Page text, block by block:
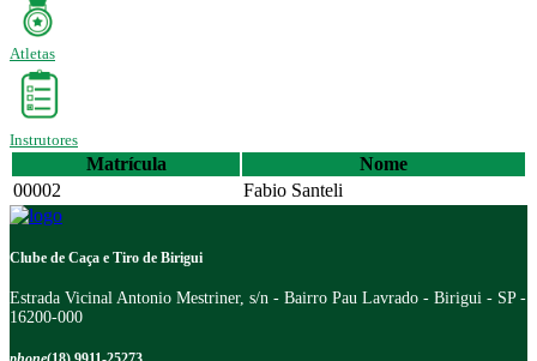
Atletas
Instrutores
Matrícula
Nome
00002
Fabio Santeli
Clube de Caça e Tiro de Birigui
Estrada Vicinal Antonio Mestriner, s/n - Bairro Pau Lavrado - Birigui - SP -
16200-000